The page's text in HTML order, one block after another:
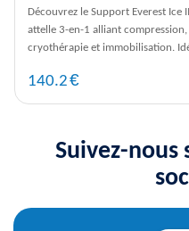
Découvrez le Support Everest Ice
attelle 3-en-1 alliant compression,
cryothérapie et immobilisation.
140.2€
Suivez-nous